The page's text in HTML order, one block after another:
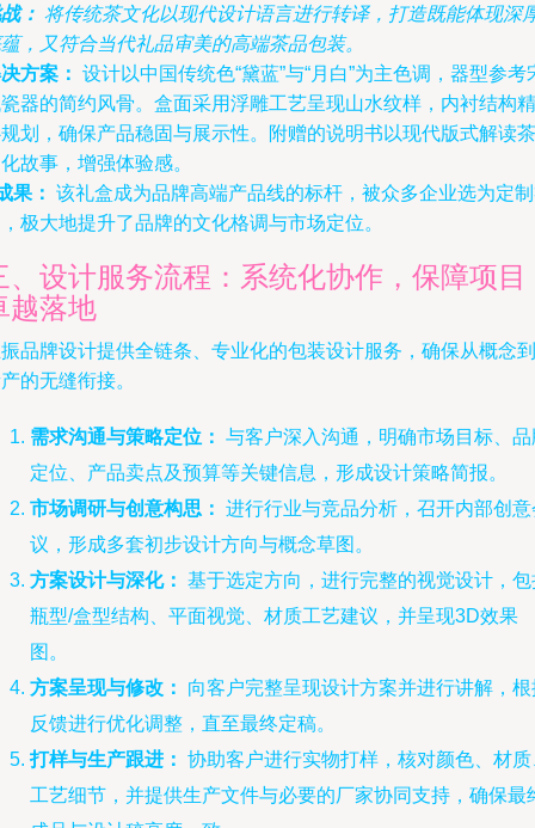
： 将传统茶文化以现代设计语言进行转译，打造既能体现深
，又符合当代礼品审美的高端茶品包装。
方案： 设计以中国传统色“黛蓝”与“月白”为主色调，器型参考
器的简约风骨。盒面采用浮雕工艺呈现山水纹样，内衬结构精
划，确保产品稳固与展示性。附赠的说明书以现代版式解读茶
故事，增强体验感。
果： 该礼盒成为品牌高端产品线的标杆，被众多企业选为定
极大地提升了品牌的文化格调与市场定位。
、设计服务流程：系统化协作，保障项目
越落地
品牌设计提供全链条、专业化的包装设计服务，确保从概念到
的无缝衔接。
需求沟通与策略定位： 与客户深入沟通，明确市场目标、品
定位、产品卖点及预算等关键信息，形成设计策略简报。
市场调研与创意构思： 进行行业与竞品分析，召开内部创意
议，形成多套初步设计方向与概念草图。
方案设计与深化： 基于选定方向，进行完整的视觉设计，包
瓶型/盒型结构、平面视觉、材质工艺建议，并呈现3D效果
图。
方案呈现与修改：
向客户完整呈现设计方案并进行讲解，根
反馈进行优化调整，直至最终定稿。
打样与生产跟进： 协助客户进行实物打样，核对颜色、材质
工艺细节，并提供生产文件与必要的厂家协同支持，确保最